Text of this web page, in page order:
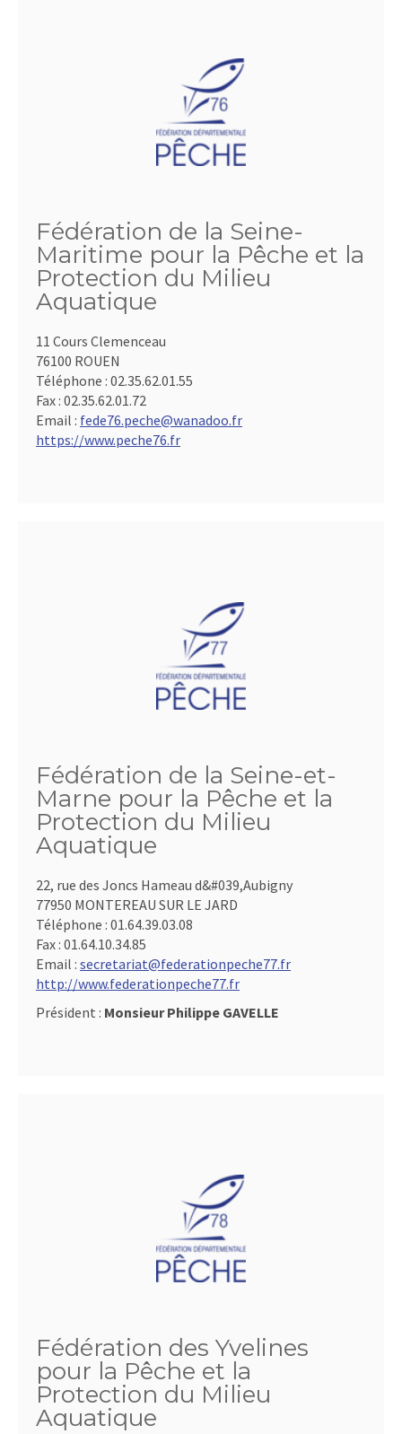
Fédération de la Seine-
Maritime pour la Pêche et la
Protection du Milieu
Aquatique
11 Cours Clemenceau
76100 ROUEN
Téléphone : 02.35.62.01.55
Fax : 02.35.62.01.72
Email : fede76.peche@wanadoo.fr
https://www.peche76.fr
Fédération de la Seine-et-
Marne pour la Pêche et la
Protection du Milieu
Aquatique
22, rue des Joncs Hameau d&#039,Aubigny
77950 MONTEREAU SUR LE JARD
Téléphone : 01.64.39.03.08
Fax : 01.64.10.34.85
Email : secretariat@federationpeche77.fr
http://www.federationpeche77.fr
Président : Monsieur Philippe GAVELLE
Fédération des Yvelines
pour la Pêche et la
Protection du Milieu
Aquatique